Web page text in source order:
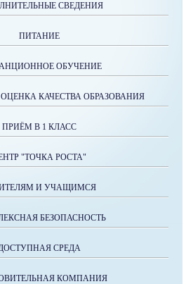
СВЕДЕНИЯ
ПИТАНИЕ
ОБУЧЕНИЕ
КАЧЕСТВА ОБРАЗОВАНИЯ
ПРИЁМ В 1 КЛАСС
"ТОЧКА РОСТА"
И УЧАЩИМСЯ
БЕЗОПАСНОСТЬ
СРЕДА
КОМПАНИЯ